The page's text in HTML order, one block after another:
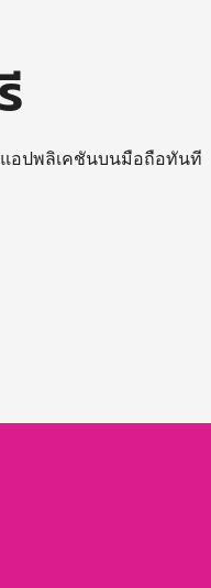
อปพลิเคชันบนมือถือทันที